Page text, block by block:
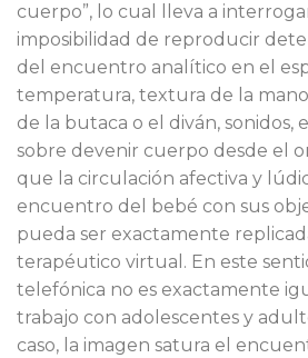
cuerpo”, lo cual lleva a
imposibilidad de reproducir
del encuentro analítico en el
temperatura, textura de la
de la butaca o el diván, sonidos,
sobre devenir cuerpo desde el
que la circulación afectiva y
encuentro del bebé con sus
pueda ser exactamente
terapéutico virtual. En este
telefónica no es exactamente
trabajo con adolescentes y
caso, la imagen satura el